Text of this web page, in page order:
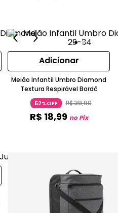
Adicionar
Meião Infantil Umbro Diamond
Textura Respirável Bordô
52%OFF R$39,90
R$ 18,99 no Pix